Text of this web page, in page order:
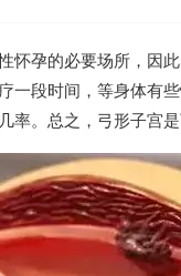
怀孕的必要场所，因
一段时间，等身体有
率。总之，弓形子宫